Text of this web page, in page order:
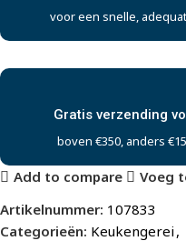
voor een snelle,
Gratis verzending
boven €350, anders
Add to compare
Voeg
Artikelnummer: 107833
Categorieën: Keukengerei,